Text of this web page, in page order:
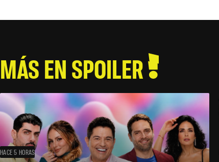
MÁS EN SPOILER
HACE 5 HORAS